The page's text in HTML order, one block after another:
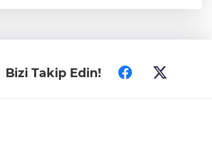
Türkiye ile Vietnam arasında 'hava'da
yeni dönem... Sefer kapasitesi artırıldı
Bizi Takip Edin!